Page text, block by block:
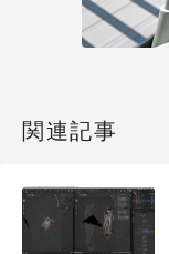
関連記事